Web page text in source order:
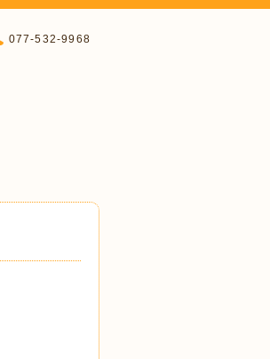
077-532-9968